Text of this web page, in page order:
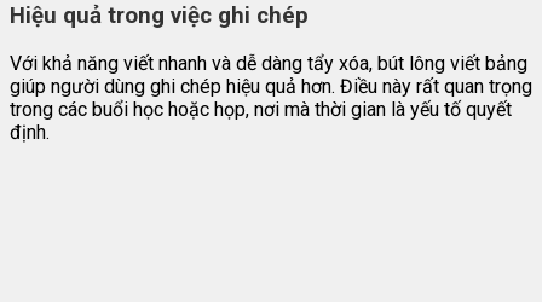
Hiệu quả trong việc ghi chép
Với khả năng viết nhanh và dễ dàng tẩy xóa, bút lông viết bảng
giúp người dùng ghi chép hiệu quả hơn. Điều này rất quan trọng
trong các buổi học hoặc họp, nơi mà thời gian là yếu tố quyết
định.